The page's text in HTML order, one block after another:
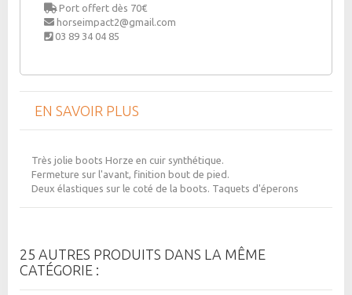
Port offert dès 70€
horseimpact2@gmail.com
03 89 34 04 85
EN SAVOIR PLUS
Très jolie boots Horze en cuir synthétique.
Fermeture sur l'avant, finition bout de pied.
Deux élastiques sur le coté de la boots. Taquets d'éperons
25 AUTRES PRODUITS DANS LA MÊME
CATÉGORIE :